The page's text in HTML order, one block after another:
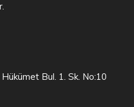
Bul. 1. Sk. No:10